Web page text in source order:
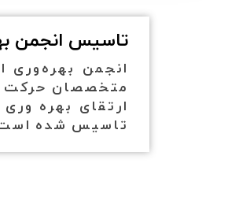
انجمن بهره‌وری
متخصصان حرکت
تاسیس شده
تاسیس انجمن